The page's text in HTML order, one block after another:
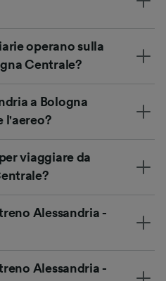
operano sulla
Centrale?
a Bologna
l'aereo?
viaggiare da
Alessandria -
Alessandria -